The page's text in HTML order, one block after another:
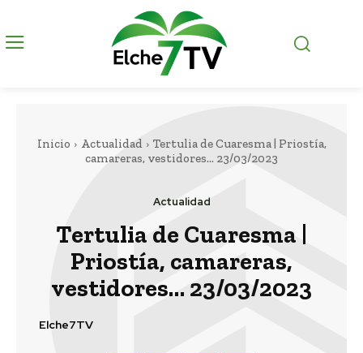
Inicio Actualidad
Tertulia de Cuaresma | Priostía,
camareras, vestidores... 23/03/2023
Actualidad
Tertulia de Cuaresma |
Priostía, camareras,
vestidores… 23/03/2023
Elche7TV